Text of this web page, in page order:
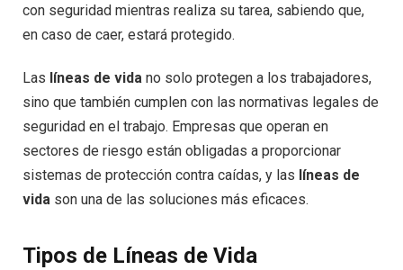
con seguridad mientras realiza su tarea, sabiendo que,
en caso de caer, estará protegido.
Las líneas de vida no solo protegen a los trabajadores,
sino que también cumplen con las normativas legales de
seguridad en el trabajo. Empresas que operan en
sectores de riesgo están obligadas a proporcionar
sistemas de protección contra caídas, y las líneas de
vida son una de las soluciones más eficaces.
Tipos de Líneas de Vida